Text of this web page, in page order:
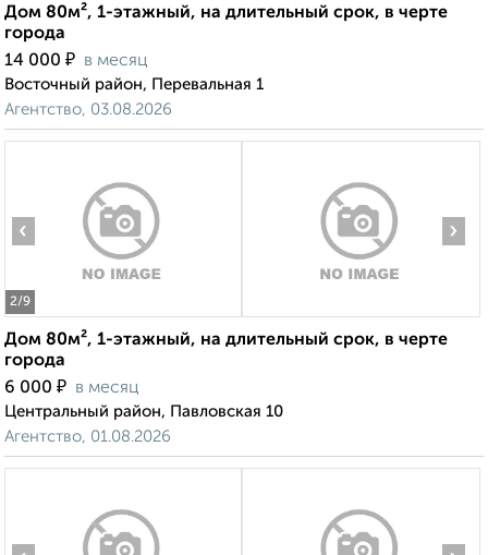
Дом 80м², 1-этажный, на длительный срок, в черте
города
14 000 ₽ в месяц
Восточный район, Перевальная 1
Агентство, 03.08.2026
2/9
‹ ›
Дом 80м², 1-этажный, на длительный срок, в черте
города
6 000 ₽ в месяц
Центральный район, Павловская 10
Агентство, 01.08.2026